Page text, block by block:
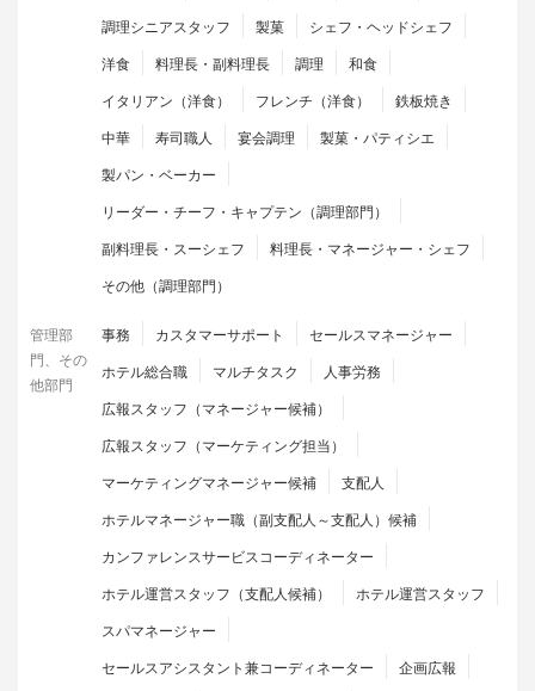
調理シニアスタッフ
製菓
シェフ・ヘッドシェフ
洋食
料理長・副料理長 調理
和食
イタリアン（洋食）
フレンチ（洋食）
鉄板焼き
中華
寿司職人 宴会調理
製菓・パティシエ
製パン・ベーカー
リーダー・チーフ・キャプテン（調理部門）
副料理長・スーシェフ
料理長・マネージャー・シェフ
その他（調理部門）
管理部
門、その
他部門
事務 カスタマーサポート
セールスマネージャー
ホテル総合職
マルチタスク
人事労務
広報スタッフ（マネージャー候補）
広報スタッフ（マーケティング担当）
マーケティングマネージャー候補
支配人
ホテルマネージャー職（副支配人～支配人）候補
カンファレンスサービスコーディネーター
ホテル運営スタッフ（支配人候補）
ホテル運営スタッフ
スパマネージャー
セールスアシスタント兼コーディネーター
企画広報